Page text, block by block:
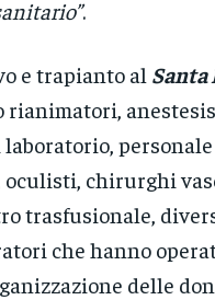
.
e trapianto al Santa
chirurghi
trasfusionale,
che hanno
delle